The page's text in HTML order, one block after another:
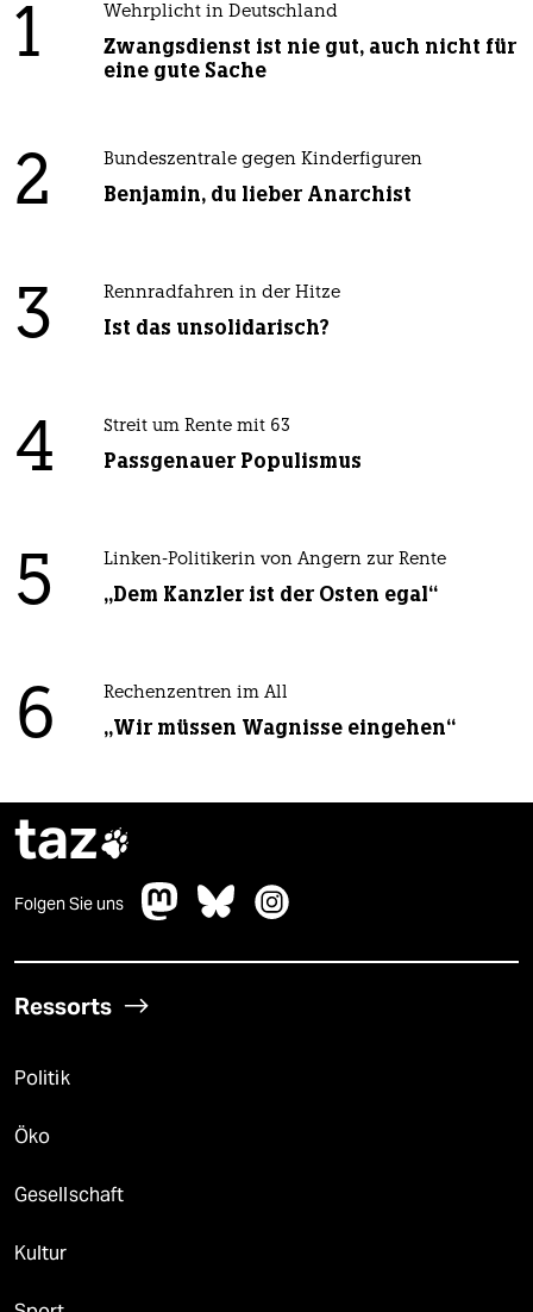
1 Wehrplicht in Deutschland
Zwangsdienst ist nie gut, auch nicht für
eine gute Sache
2 Bundeszentrale gegen Kinderfiguren
Benjamin, du lieber Anarchist
3 Rennradfahren in der Hitze
Ist das unsolidarisch?
4 Streit um Rente mit 63
Passgenauer Populismus
5 Linken-Politikerin von Angern zur Rente
„Dem Kanzler ist der Osten egal“
6 Rechenzentren im All
„Wir müssen Wagnisse eingehen“
taz
Folgen Sie uns
Ressorts
Politik
Öko
Gesellschaft
Kultur